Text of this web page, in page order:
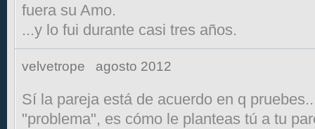
fuera su Amo.
...y lo fui durante casi tres años.
velvetrope agosto 2012
Sí la pareja está de acuerdo en q
"problema", es cómo le planteas tú a tu